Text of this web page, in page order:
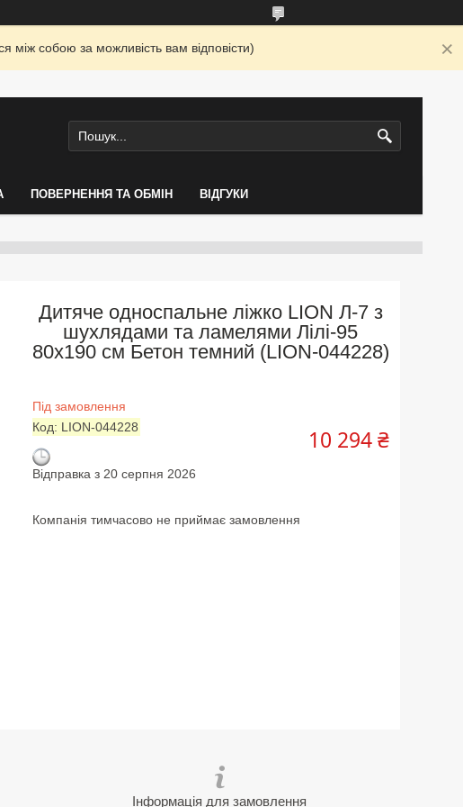
собою за можливість вам відповісти)
ПОВЕРНЕННЯ ТА ОБМІН ВІДГУКИ
Дитяче односпальне ліжко LION Л-7 з
шухлядами та ламелями Лілі-95
80x190 см Бетон темний (LION-044228)
Під замовлення
Код: LION-044228
Відправка з 20 серпня 2026
10 294 ₴
Компанія тимчасово не приймає замовлення
Інформація для замовлення